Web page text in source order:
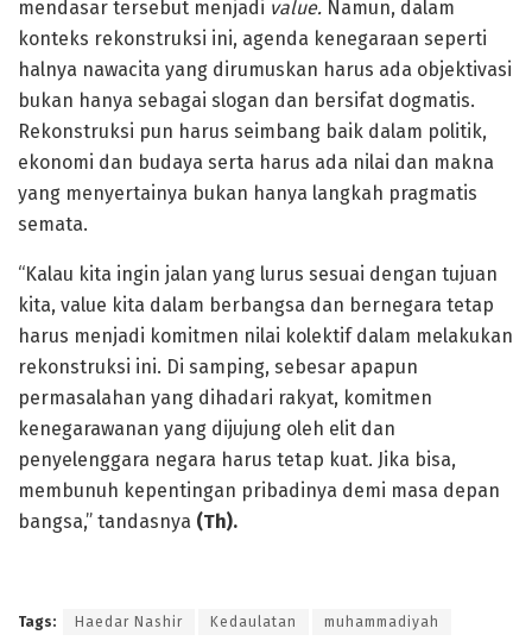
mendasar tersebut menjadi value. Namun, dalam
konteks rekonstruksi ini, agenda kenegaraan seperti
halnya nawacita yang dirumuskan harus ada objektivasi
bukan hanya sebagai slogan dan bersifat dogmatis.
Rekonstruksi pun harus seimbang baik dalam politik,
ekonomi dan budaya serta harus ada nilai dan makna
yang menyertainya bukan hanya langkah pragmatis
semata.
“Kalau kita ingin jalan yang lurus sesuai dengan tujuan
kita, value kita dalam berbangsa dan bernegara tetap
harus menjadi komitmen nilai kolektif dalam melakukan
rekonstruksi ini. Di samping, sebesar apapun
permasalahan yang dihadari rakyat, komitmen
kenegarawanan yang dijujung oleh elit dan
penyelenggara negara harus tetap kuat. Jika bisa,
membunuh kepentingan pribadinya demi masa depan
bangsa,” tandasnya (Th).
Tags: Haedar Nashir Kedaulatan muhammadiyah